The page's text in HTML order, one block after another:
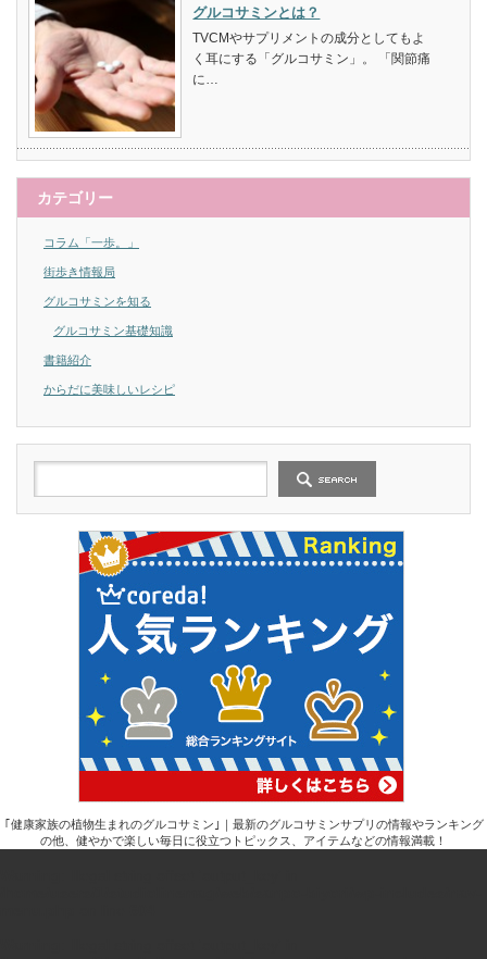
グルコサミンとは？
TVCMやサプリメントの成分としてもよ
く耳にする「グルコサミン」。 「関節痛
に…
カテゴリー
コラム「一歩。」
街歩き情報局
グルコサミンを知る
グルコサミン基礎知識
書籍紹介
からだに美味しいレシピ
｢健康家族の植物生まれのグルコサミン｣｜最新のグルコサミンサプリの情報やランキング
の他、健やかで楽しい毎日に役立つトピックス、アイテムなどの情報満載！